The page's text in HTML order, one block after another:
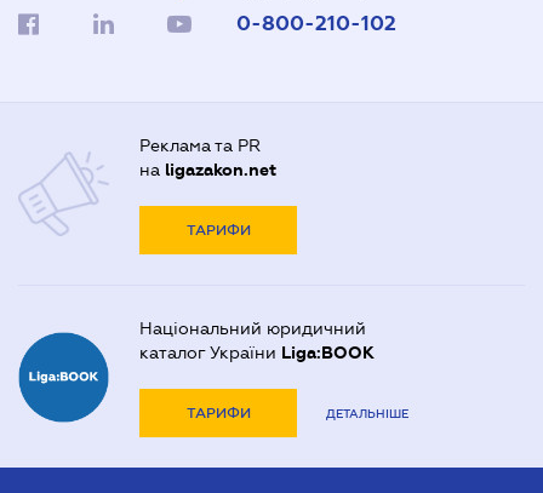
0-800-210-102
Реклама та PR
на ligazakon.net
ТАРИФИ
Національний юридичний
каталог України Liga:BOOK
ТАРИФИ ДЕТАЛЬНІШЕ